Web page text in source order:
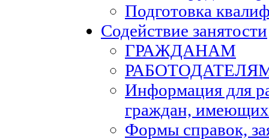
Подготовка
Содействие занятости
ГРАЖДАНАМ
Информация для
граждан,
Формы справок,